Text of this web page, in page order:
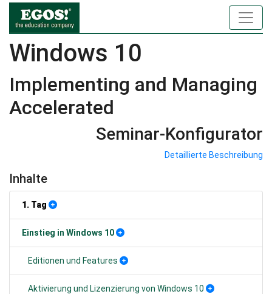
Windows 10
Implementing and Managing
Accelerated
Seminar-Konfigurator
Detaillierte Beschreibung
Inhalte
1. Tag
Einstieg in Windows 10
Editionen und Features
Aktivierung und Lizenzierung von Windows 10